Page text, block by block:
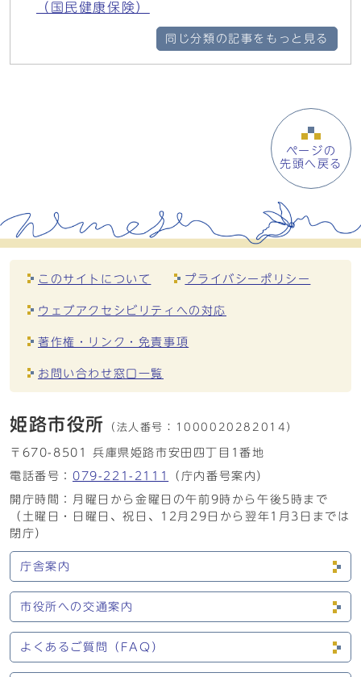
（国民健康保険）
同じ分類の記事をもっと見る
ページの
先頭へ戻る
このサイトについて プライバシーポリシー
ウェブアクセシビリティへの対応
著作権・リンク・免責事項
お問い合わせ窓口一覧
姫路市役所 （法人番号： 1000020282014）
〒670-8501 兵庫県姫路市安田四丁目1番地
電話番号： 079-221-2111
（庁内番号案内）
開庁時間：月曜日から金曜日の午前9時から午後5時まで
（土曜日・日曜日、祝日、12月29日から翌年1月3日までは
閉庁）
庁舎案内
市役所への交通案内
よくあるご質問（FAQ）